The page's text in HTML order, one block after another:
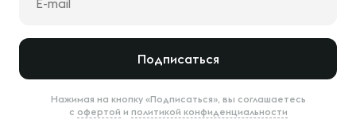
Подписаться
Нажимая на кнопку «Подписаться», вы соглашаетесь
с офертой и политикой конфиденциальности